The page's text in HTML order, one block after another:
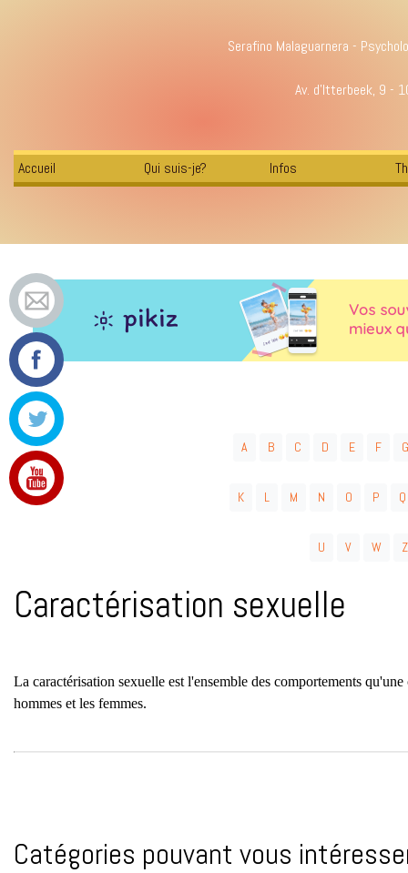
Serafino Malaguarnera -
Av. d'Itterbeek, 9 -
Accueil Qui suis-je? Infos
A B C D E F G
K L M N O P Q
U V W Z
Caractérisation sexuelle
La caractérisation sexuelle est l'ensemble des comportements
hommes et les femmes.
Catégories pouvant vous